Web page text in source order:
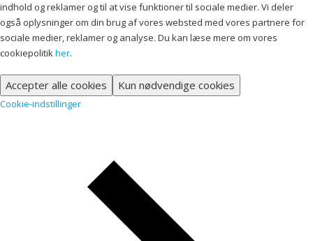
indhold og reklamer og til at vise funktioner til sociale medier. Vi deler
også oplysninger om din brug af vores websted med vores partnere for
sociale medier, reklamer og analyse. Du kan læse mere om vores
cookiepolitikher.
Accepter alle cookies Kun nødvendige cookies
Cookie-indstillinger